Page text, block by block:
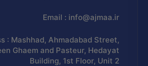
Email : info@ajmaa.ir
: Mashhad, Ahmadabad Street,
Ghaem and Pasteur, Hedayat
Building, 1st Floor, Unit 2